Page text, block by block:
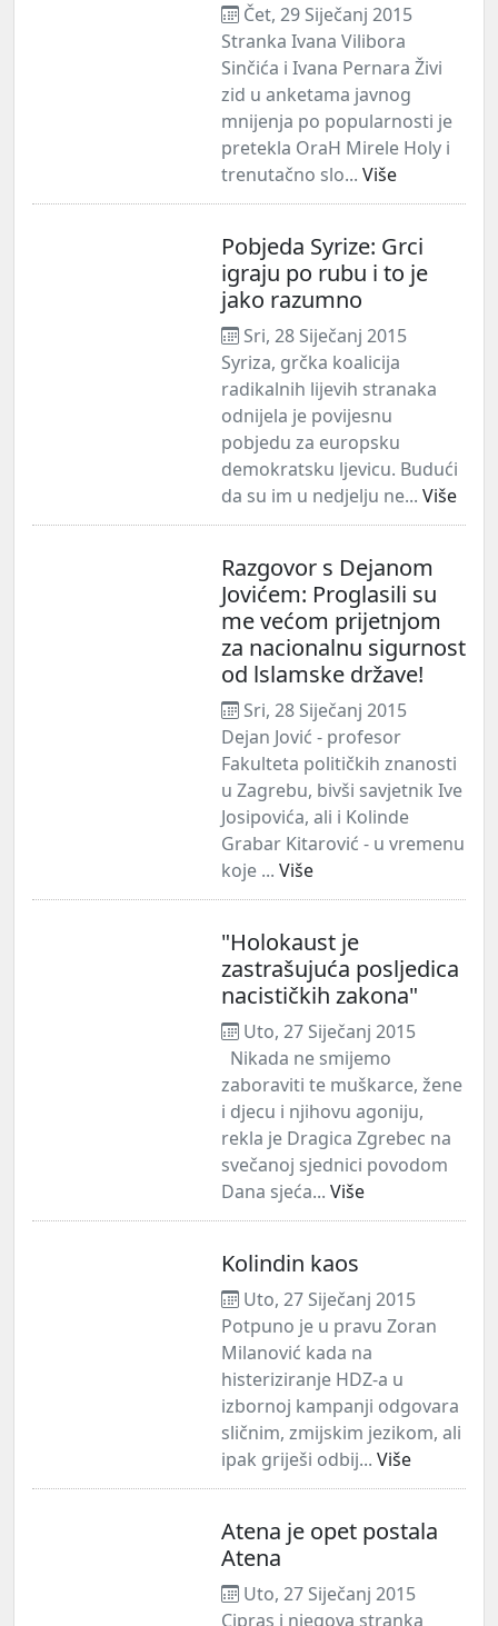
Čet, 29 Siječanj 2015
Stranka Ivana Vilibora
Sinčića i Ivana Pernara Živi
zid u anketama javnog
mnijenja po popularnosti je
pretekla OraH Mirele Holy i
trenutačno slo... Više
Pobjeda Syrize: Grci
igraju po rubu i to je
jako razumno
Sri, 28 Siječanj 2015
Syriza, grčka koalicija
radikalnih lijevih stranaka
odnijela je povijesnu
pobjedu za europsku
demokratsku ljevicu. Budući
da su im u nedjelju ne... Više
Razgovor s Dejanom
Jovićem: Proglasili su
me većom prijetnjom
za nacionalnu sigurnost
od lslamske države!
Sri, 28 Siječanj 2015
Dejan Jović - profesor
Fakulteta političkih znanosti
u Zagrebu, bivši savjetnik Ive
Josipovića, ali i Kolinde
Grabar Kitarović - u vremenu
koje ... Više
"Holokaust je
zastrašujuća posljedica
nacističkih zakona"
Uto, 27 Siječanj 2015
Nikada ne smijemo
zaboraviti te muškarce, žene
i djecu i njihovu agoniju,
rekla je Dragica Zgrebec na
svečanoj sjednici povodom
Dana sjeća... Više
Kolindin kaos
Uto, 27 Siječanj 2015
Potpuno je u pravu Zoran
Milanović kada na
histeriziranje HDZ-a u
izbornoj kampanji odgovara
sličnim, zmijskim jezikom, ali
ipak griješi odbij... Više
Atena je opet postala
Atena
Uto, 27 Siječanj 2015
Cipras i njegova stranka